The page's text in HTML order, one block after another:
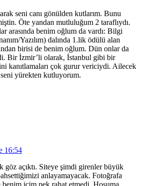
seni canı gönülden kutlarım. Bunu
Öte yandan mutluluğum 2 taraflıydı.
arasında benim oğlum da vardı: Bilgi
Yazılım) dalında 1.lik ödülü alan
birisi de benim oğlum. Dün onlar da
Bir İzmir’li olarak, İstanbul gibi bir
kanıtlamaları çok gurur vericiydi. Ailecek
seni yürekten kutluyorum.
16:54
göz açıktı. Siteye şimdi girenler büyük
anlayamayacak. Fotoğrafa